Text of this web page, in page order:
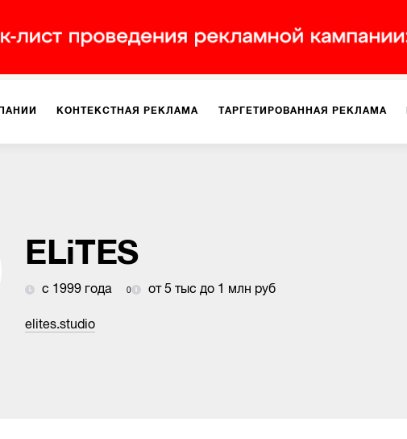
КОНТЕКСТНАЯ РЕКЛАМА ТАРГЕТИРОВАННАЯ РЕКЛАМА
РАБОТА С МАРКЕТПЛЕЙСАМИ
ELiTES
с 1999 года 0 от 5 тыс до 1 млн руб
elites.studio